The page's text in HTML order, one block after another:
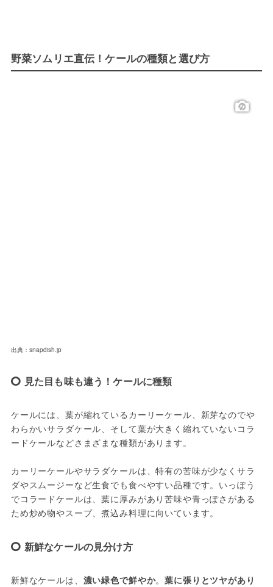
野菜ソムリエ直伝！ケールの種類と選び方
出典：snapdish.jp
見た目も味も違う！ケールに種類
ケールには、葉が縮れているカーリーケール、新芽なのでや
わらかいサラダケール、そして葉が大きく縮れていないコラ
ードケールなどさまざまな種類があります。
カーリーケールやサラダケールは、特有の苦味が少なくサラ
ダやスムージーなど生食でも食べやすい品種です。いっぽう
でコラードケールは、葉に厚みがあり苦味や青っぽさがある
ため炒め物やスープ、煮込み料理に向いています。
新鮮なケールの見分け方
新鮮なケールは、 濃い緑色で鮮やか。葉に張りとツヤがあり